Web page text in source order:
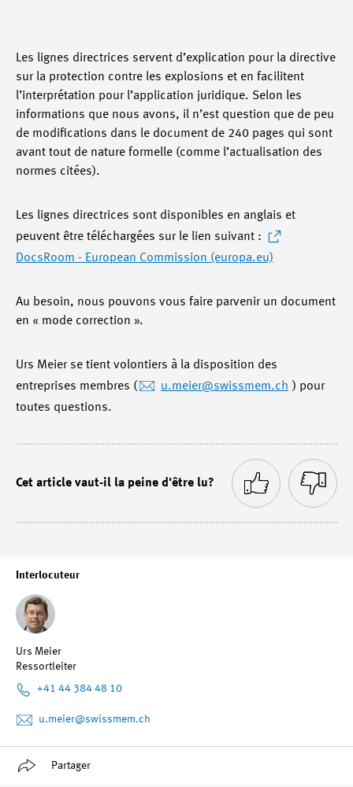
Interlocuteur
Urs Meier
Ressortleiter
+41 44 384 48 10
u.meier@swissmem.ch
Partager
Les lignes directrices servent d’explication pour la directive
sur la protection contre les explosions et en facilitent
l’interprétation pour l’application juridique. Selon les
informations que nous avons, il n’est question que de peu
de modifications dans le document de 240 pages qui sont
avant tout de nature formelle (comme l’actualisation des
normes citées).
Les lignes directrices sont disponibles en anglais et
peuvent être téléchargées sur le lien suivant :
DocsRoom - European Commission (europa.eu)
Au besoin, nous pouvons vous faire parvenir un document
en « mode correction ».
Urs Meier se tient volontiers à la disposition des
entreprises membres (
u.meier@swissmem.ch ) pour
toutes questions.
Cet article vaut-il la peine d'être lu?